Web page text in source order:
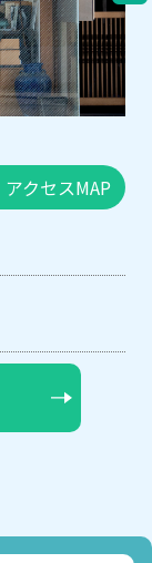
アクセスMAP